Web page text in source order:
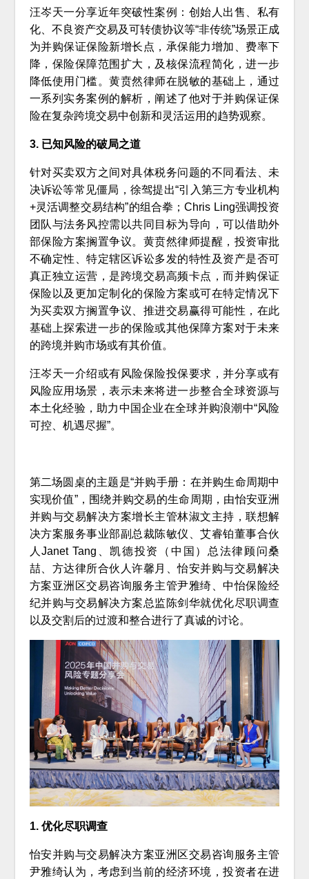
汪岑天一分享近年突破性案例：创始人出售、私有
化、不良资产交易及可转债协议等“非传统”场景正成
为并购保证保险新增长点，承保能力增加、费率下
降，保险保障范围扩大，及核保流程简化，进一步
降低使用门槛。黄贲然律师在脱敏的基础上，通过
一系列实务案例的解析，阐述了他对于并购保证保
险在复杂跨境交易中创新和灵活运用的趋势观察。
3. 已知风险的破局之道
针对买卖双方之间对具体税务问题的不同看法、未
决诉讼等常见僵局，徐驾提出“引入第三方专业机构
+灵活调整交易结构”的组合拳；Chris Ling强调投资
团队与法务风控需以共同目标为导向，可以借助外
部保险方案搁置争议。黄贲然律师提醒，投资审批
不确定性、特定辖区诉讼多发的特性及资产是否可
真正独立运营，是跨境交易高频卡点，而并购保证
保险以及更加定制化的保险方案或可在特定情况下
为买卖双方搁置争议、推进交易赢得可能性，在此
基础上探索进一步的保险或其他保障方案对于未来
的跨境并购市场或有其价值。
汪岑天一介绍或有风险保险投保要求，并分享或有
风险应用场景，表示未来将进一步整合全球资源与
本土化经验，助力中国企业在全球并购浪潮中“风险
可控、机遇尽握”。
第二场圆桌的主题是“并购手册：在并购生命周期中
实现价值”，围绕并购交易的生命周期，由怡安亚洲
并购与交易解决方案增长主管林淑文主持，联想解
决方案服务事业部副总裁陈敏仪、艾睿铂董事合伙
人Janet Tang、凯德投资（中国）总法律顾问桑
喆、方达律所合伙人许馨月、怡安并购与交易解决
方案亚洲区交易咨询服务主管尹雅绮、中怡保险经
纪并购与交易解决方案总监陈剑华就优化尽职调查
以及交割后的过渡和整合进行了真诚的讨论。
1. 优化尽职调查
怡安并购与交易解决方案亚洲区交易咨询服务主管
尹雅绮认为，考虑到当前的经济环境，投资者在进